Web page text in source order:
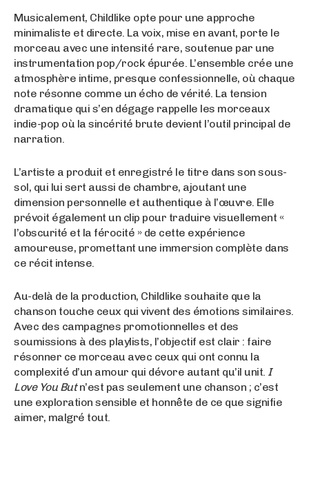
Musicalement, Childlike opte pour une approche
minimaliste et directe. La voix, mise en avant, porte le
morceau avec une intensité rare, soutenue par une
instrumentation pop/rock épurée. L’ensemble crée une
atmosphère intime, presque confessionnelle, où chaque
note résonne comme un écho de vérité. La tension
dramatique qui s’en dégage rappelle les morceaux
indie-pop où la sincérité brute devient l’outil principal de
narration.
L’artiste a produit et enregistré le titre dans son sous-
sol, qui lui sert aussi de chambre, ajoutant une
dimension personnelle et authentique à l’œuvre. Elle
prévoit également un clip pour traduire visuellement «
l’obscurité et la férocité » de cette expérience
amoureuse, promettant une immersion complète dans
ce récit intense.
Au-delà de la production, Childlike souhaite que la
chanson touche ceux qui vivent des émotions similaires.
Avec des campagnes promotionnelles et des
soumissions à des playlists, l’objectif est clair : faire
résonner ce morceau avec ceux qui ont connu la
complexité d’un amour qui dévore autant qu’il unit. I
Love You Butn’est pas seulement une chanson ; c’est
une exploration sensible et honnête de ce que signifie
aimer, malgré tout.